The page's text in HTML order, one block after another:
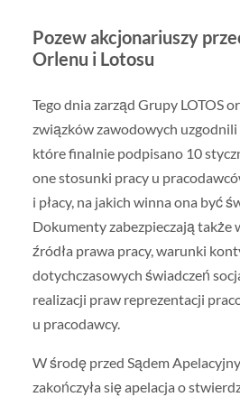
Pozew akcjonariuszy
Orlenu i Lotosu
Tego dnia zarząd Grupy LOTOS
związków zawodowych
które finalnie podpisano 10
one stosunki pracy u
i płacy, na jakich winna ona być
Dokumenty zabezpieczają także
źródła prawa pracy, warunki
dotychczasowych świadczeń
realizacji praw reprezentacji
u pracodawcy.
W środę przed Sądem
zakończyła się apelacja o